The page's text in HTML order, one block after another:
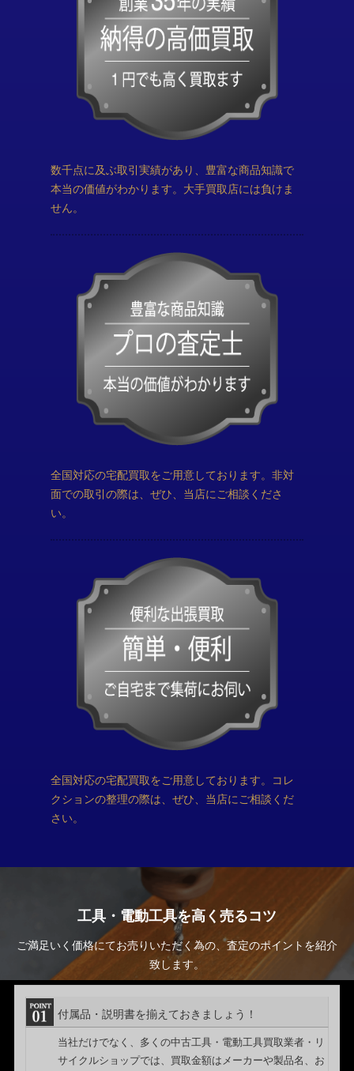
数千点に及ぶ取引実績があり、豊富な商品知識で
本当の価値がわかります。大手買取店には負けま
せん。
全国対応の宅配買取をご用意しております。非対
面での取引の際は、ぜひ、当店にご相談くださ
い。
全国対応の宅配買取をご用意しております。コレ
クションの整理の際は、ぜひ、当店にご相談くだ
さい。
工具・電動工具を高く売るコツ
ご満足いく価格にてお売りいただく為の、査定のポイントを紹介
致します。
付属品・説明書を揃えておきましょう！
当社だけでなく、多くの中古工具・電動工具買取業者・リ
サイクルショップでは、買取金額はメーカーや製品名、お